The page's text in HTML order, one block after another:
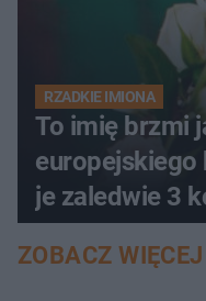
RZADKIE IMIONA
To imię brzmi
europejskiego
je zaledwie 3
ZOBACZ WIĘCEJ